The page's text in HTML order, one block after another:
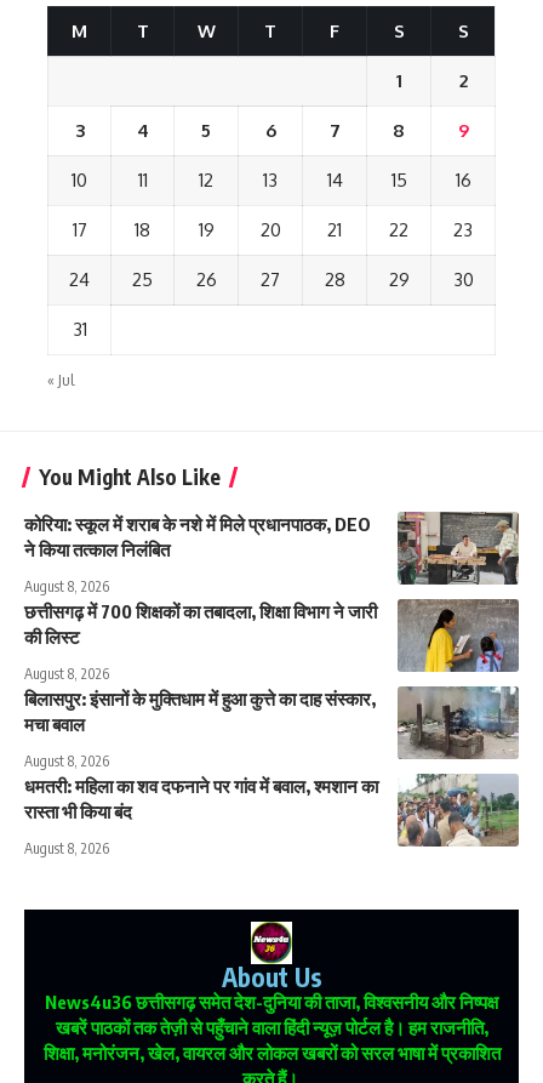
M T W T F S S
1 2
3 4 5 6 7 8 9
10 11 12 13 14 15 16
17 18 19 20 21 22 23
24 25 26 27 28 29 30
31
« Jul
You Might Also Like
कोरिया: स्कूल में शराब के नशे में मिले प्रधानपाठक, DEO
ने किया तत्काल निलंबित
August 8, 2026
छत्तीसगढ़ में 700 शिक्षकों का तबादला, शिक्षा विभाग ने जारी
की लिस्ट
August 8, 2026
बिलासपुर: इंसानों के मुक्तिधाम में हुआ कुत्ते का दाह संस्कार,
मचा बवाल
August 8, 2026
धमतरी: महिला का शव दफनाने पर गांव में बवाल, श्मशान का
रास्ता भी किया बंद
August 8, 2026
About Us
News4u36छत्तीसगढ़ समेत देश-दुनिया की ताजा, विश्वसनीय और निष्पक्ष
खबरें पाठकों तक तेज़ी से पहुँचाने वाला हिंदी न्यूज़ पोर्टल है। हम राजनीति,
शिक्षा, मनोरंजन, खेल, वायरल और लोकल खबरों को सरल भाषा में प्रकाशित
करते हैं।